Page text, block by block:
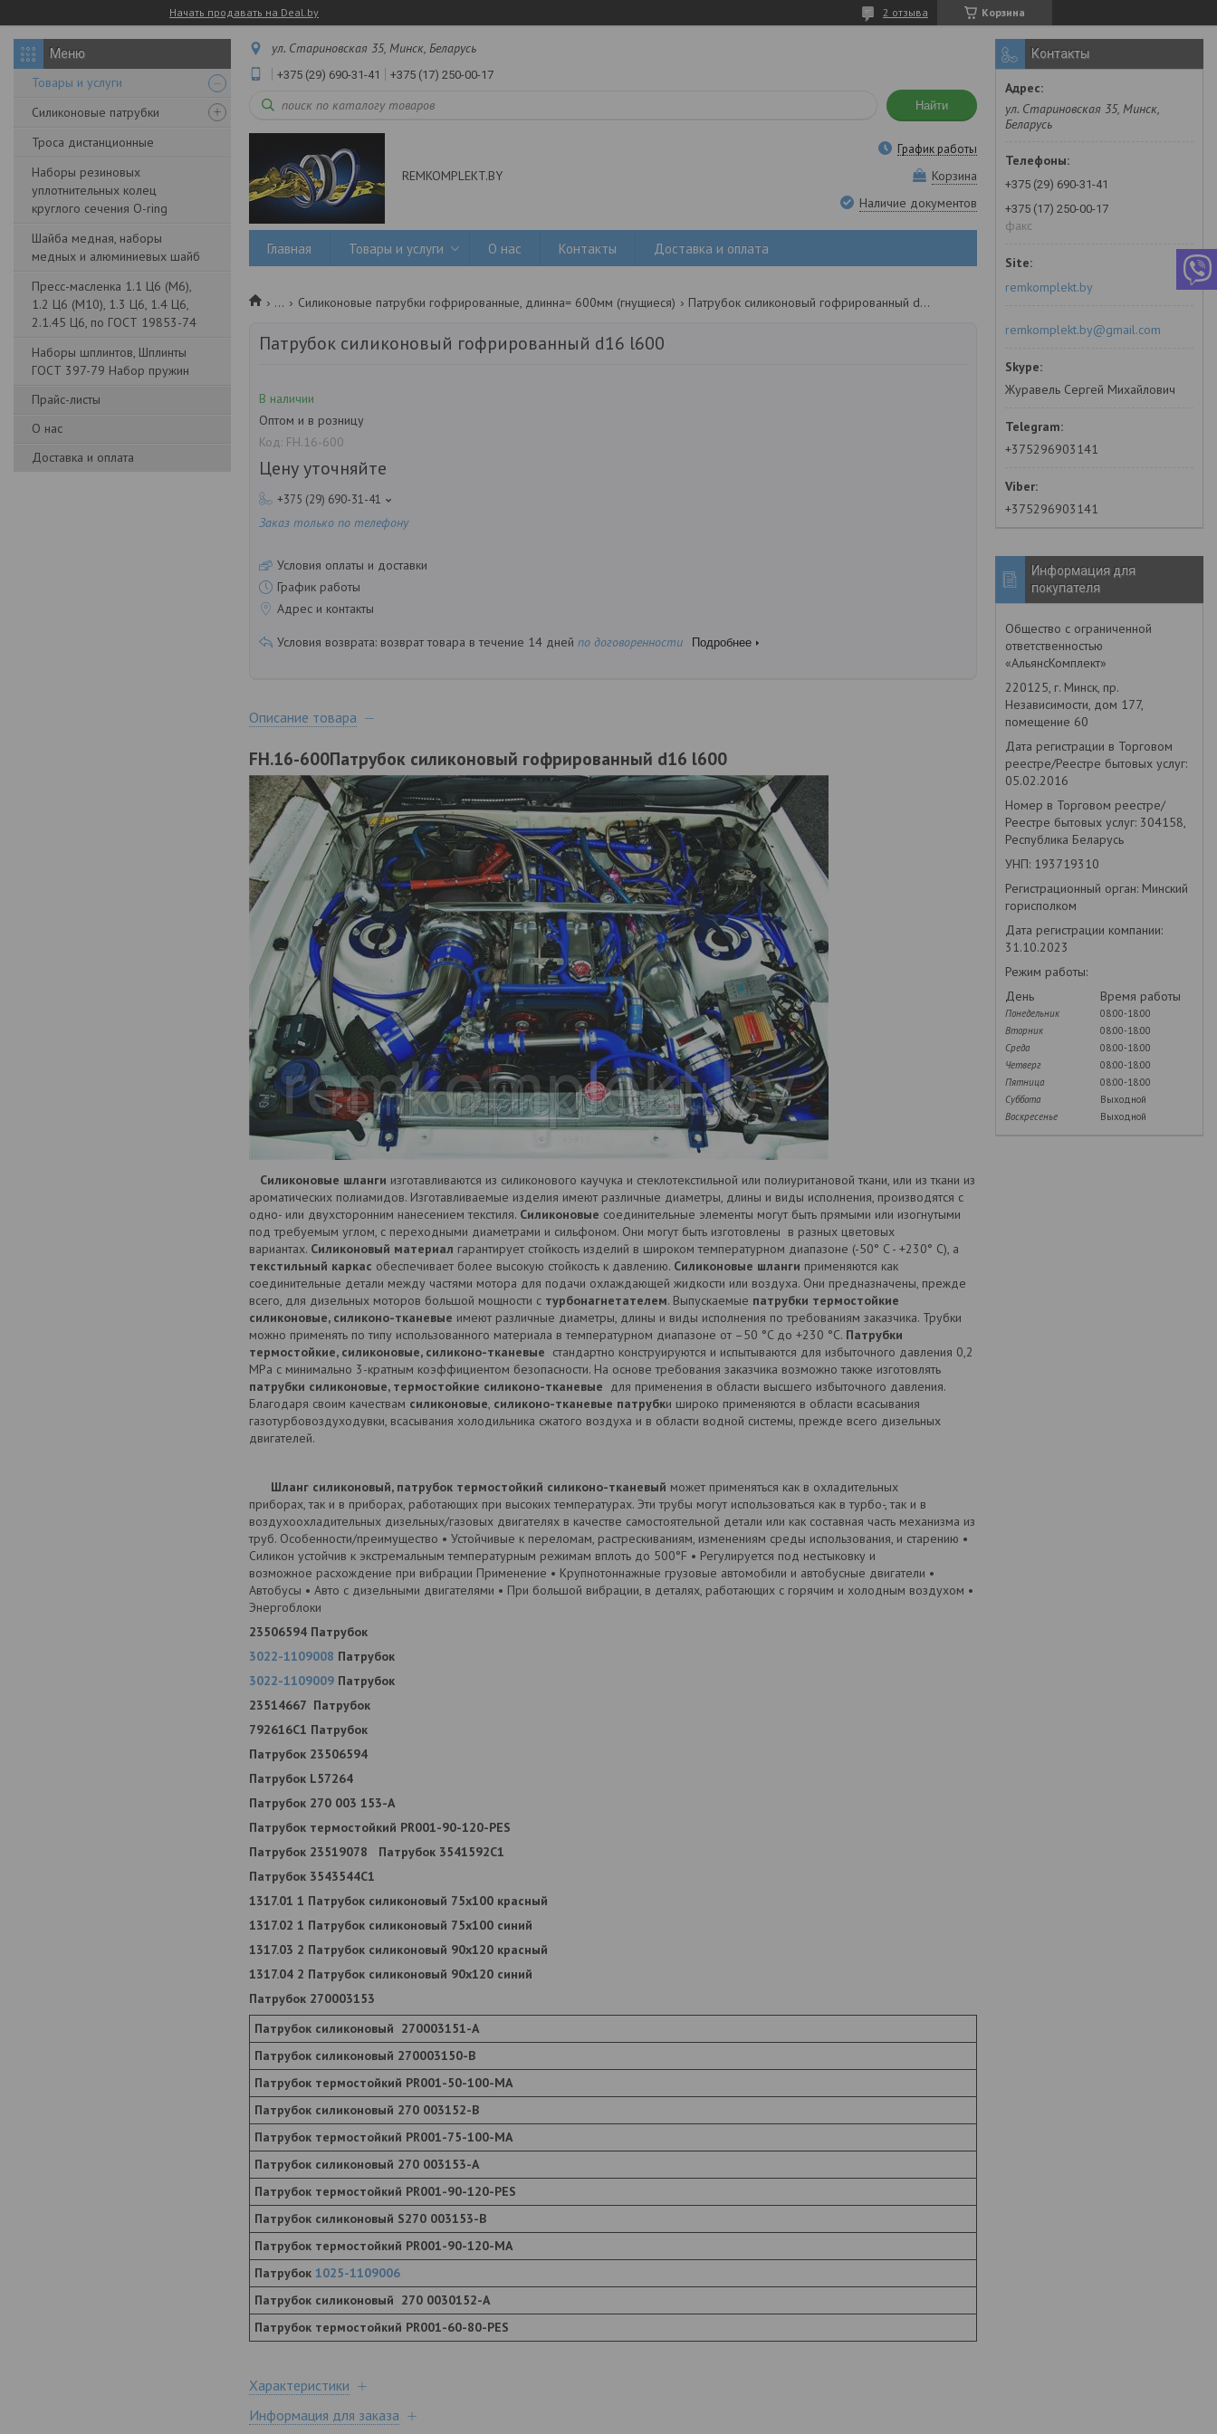
Начать продавать на Deal.by Корзина
2 отзыва
Товары и услуги
Силиконовые патрубки
Троса дистанционные
Наборы резиновых
уплотнительных колец
круглого сечения O-ring
Шайба медная, наборы
медных и алюминиевых шайб
Пресс-масленка 1.1 Ц6 (М6),
1.2 Ц6 (М10), 1.3 Ц6, 1.4 Ц6,
2.1.45 Ц6, по ГОСТ 19853-74
Наборы шплинтов, Шплинты
ГОСТ 397-79 Набор пружин
Прайс-листы
О нас
Доставка и оплата
ул. Стариновская 35, Минск, Беларусь
+375 (29) 690-31-41 +375 (17) 250-00-17
Найти
REMKOMPLEKT.BY
График работы
Корзина
Наличие документов
Главная Товары и услуги О нас Контакты Доставка и оплата
... Силиконовые патрубки гофрированные, длинна= 600мм (гнущиеся) Патрубок силиконовый гофрированный d16 l600
Патрубок силиконовый гофрированный d16 l600
В наличии
Оптом и в розницу
Код: FH.16-600
Цену уточняйте
+375 (29) 690-31-41
Заказ только по телефону
Условия оплаты и доставки
График работы
Адрес и контакты
возврат товара в течение 14 дней по договоренности Подробнее
Описание товара
FH.16-600Патрубок силиконовый гофрированный d16 l600
Силиконовые шланги изготавливаются из силиконового каучука и стеклотекстильной или полиуритановой ткани, или из ткани из
ароматических полиамидов. Изготавливаемые изделия имеют различные диаметры, длины и виды исполнения, производятся с
одно- или двухсторонним нанесением текстиля. Силиконовые соединительные элементы могут быть прямыми или изогнутыми
под требуемым углом, с переходными диаметрами и сильфоном. Они могут быть изготовлены в разных цветовых
вариантах. Силиконовый материал гарантирует стойкость изделий в широком температурном диапазоне (-50° C - +230° C), а
текстильный каркас обеспечивает более высокую стойкость к давлению. Силиконовые шланги применяются как
соединительные детали между частями мотора для подачи охлаждающей жидкости или воздуха. Они предназначены, прежде
всего, для дизельных моторов большой мощности с турбонагнетателем. Выпускаемые патрубки термостойкие
силиконовые, силиконо-тканевые имеют различные диаметры, длины и виды исполнения по требованиям заказчика. Трубки
можно применять по типу использованного материала в температурном диапазоне от –50 °C до +230 °C. Патрубки
термостойкие, силиконовые, силиконо-тканевые стандартно конструируются и испытываются для избыточного давления 0,2
MPa с минимально 3-кратным коэффициентом безопасности. На основе требования заказчика возможно также изготовлять
патрубки силиконовые, термостойкие силиконо-тканевые для применения в области высшего избыточного давления.
Благодаря своим качествам силиконовые, силиконо-тканевые патрубки широко применяются в области всасывания
газотурбовоздуходувки, всасывания холодильника сжатого воздуха и в области водной системы, прежде всего дизельных
двигателей.
Шланг силиконовый, патрубок термостойкий силиконо-тканевый может применяться как в охладительных
приборах, так и в приборах, работающих при высоких температурах. Эти трубы могут использоваться как в турбо-, так и в
воздухоохладительных дизельных/газовых двигателях в качестве самостоятельной детали или как составная часть механизма из
труб. Особенности/преимущество • Устойчивые к переломам, растрескиваниям, изменениям среды использования, и старению •
Силикон устойчив к экстремальным температурным режимам вплоть до 500°F • Регулируется под нестыковку и
возможное расхождение при вибрации Применение • Крупнотоннажные грузовые автомобили и автобусные двигатели •
Автобусы • Авто с дизельными двигателями • При большой вибрации, в деталях, работающих с горячим и холодным воздухом •
Энергоблоки
23506594 Патрубок
3022-1109008 Патрубок
3022-1109009 Патрубок
23514667 Патрубок
792616С1 Патрубок
Патрубок 23506594
Патрубок L57264
Патрубок 270 003 153-А
Патрубок термостойкий PR001-90-120-PES
Патрубок 23519078
Патрубок 3541592С1
Патрубок 3543544С1
1317.01 1 Патрубок силиконовый 75x100 красный
1317.02 1 Патрубок силиконовый 75x100 синий
1317.03 2 Патрубок силиконовый 90x120 красный
1317.04 2 Патрубок силиконовый 90x120 синий
Патрубок 270003153
Патрубок силиконовый 270003151-А
Патрубок силиконовый 270003150-В
Патрубок термостойкий PR001-50-100-MA
Патрубок силиконовый 270 003152-В
Патрубок термостойкий PR001-75-100-МА
Патрубок силиконовый 270 003153-А
Патрубок термостойкий PR001-90-120-PES
Патрубок силиконовый S270 003153-В
Патрубок термостойкий PR001-90-120-МА
Патрубок 1025-1109006
Патрубок силиконовый 270 0030152-А
Патрубок термостойкий PR001-60-80-PES
Характеристики
Информация для заказа
Контакты
ул. Стариновская 35, Минск,
Беларусь
+375 (29) 690-31-41
+375 (17) 250-00-17
факс
remkomplekt.by
remkomplekt.by@gmail.com
Журавель Сергей Михайлович
+375296903141
+375296903141
Информация для
покупателя
Общество с ограниченной
ответственностью
«АльянсКомплект»
220125, г. Минск, пр.
Независимости, дом 177,
помещение 60
Дата регистрации в Торговом
реестре/Реестре бытовых услуг:
05.02.2016
Номер в Торговом реестре/
Реестре бытовых услуг: 304158,
Республика Беларусь
УНП: 193719310
Регистрационный орган: Минский
горисполком
Дата регистрации компании:
31.10.2023
Режим работы:
День
Время работы
Понедельник
08:00-18:00
Вторник
08:00-18:00
Среда
08:00-18:00
Четверг
08:00-18:00
Пятница
08:00-18:00
Суббота
Выходной
Воскресенье
Выходной